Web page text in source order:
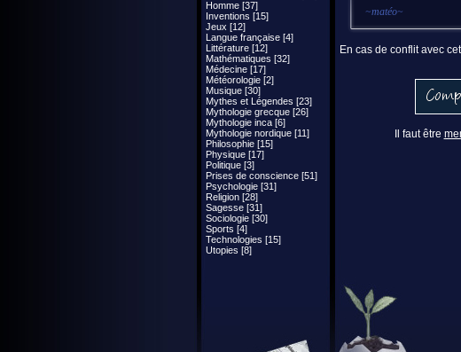
Homme [37]
Inventions [15]
Jeux [12]
Langue française [4]
Littérature [12]
Mathématiques [32]
Médecine [17]
Météorologie [2]
Musique [30]
Mythes et Légendes [23]
Mythologie grecque [26]
Mythologie inca [6]
Mythologie nordique [11]
Philosophie [15]
Physique [17]
Politique [3]
Prises de conscience [51]
Psychologie [31]
Religion [28]
Sagesse [31]
Sociologie [30]
Sports [4]
Technologies [15]
Utopies [8]
~matéo~
En cas de conflit avec
Il faut être